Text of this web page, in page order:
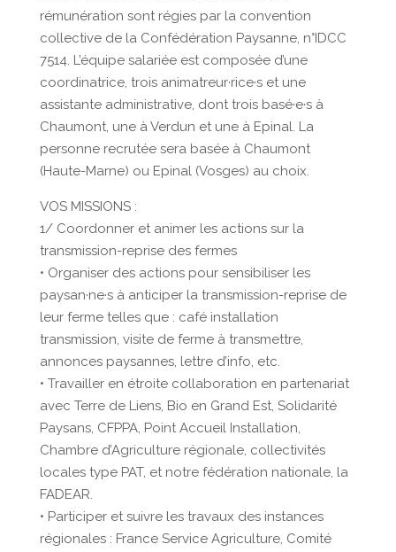
rémunération sont régies par la convention
collective de la Confédération Paysanne, n°IDCC
7514. L’équipe salariée est composée d’une
coordinatrice, trois animatreur·rice·s et une
assistante administrative, dont trois basé·e·s à
Chaumont, une à Verdun et une à Epinal. La
personne recrutée sera basée à Chaumont
(Haute-Marne) ou Epinal (Vosges) au choix.
VOS MISSIONS :
1/ Coordonner et animer les actions sur la
transmission-reprise des fermes
• Organiser des actions pour sensibiliser les
paysan·ne·s à anticiper la transmission-reprise de
leur ferme telles que : café installation
transmission, visite de ferme à transmettre,
annonces paysannes, lettre d’info, etc.
• Travailler en étroite collaboration en partenariat
avec Terre de Liens, Bio en Grand Est, Solidarité
Paysans, CFPPA, Point Accueil Installation,
Chambre d’Agriculture régionale, collectivités
locales type PAT, et notre fédération nationale, la
FADEAR.
• Participer et suivre les travaux des instances
régionales : France Service Agriculture, Comité